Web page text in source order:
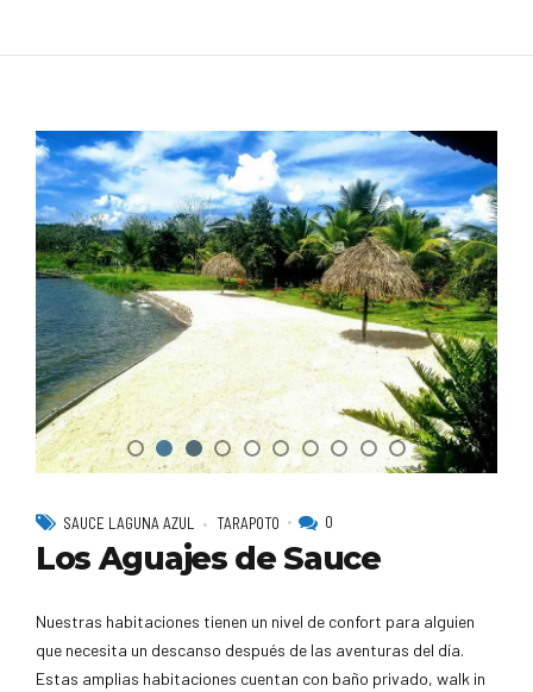
SAUCE LAGUNA AZUL TARAPOTO 0
Los Aguajes de Sauce
Nuestras habitaciones tienen un nivel de confort para alguien
que necesita un descanso después de las aventuras del día.
Estas amplias habitaciones cuentan con baño privado, walk in